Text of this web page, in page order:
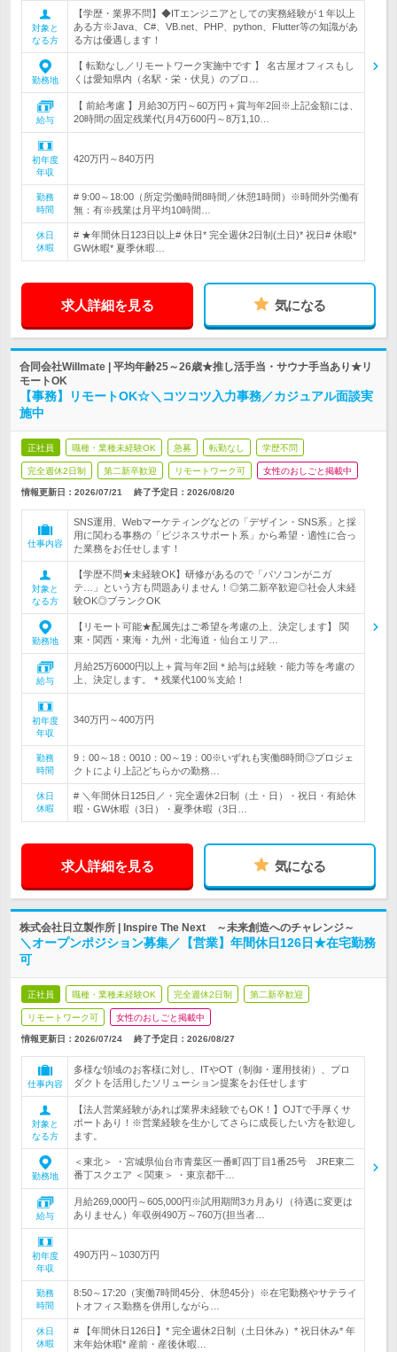
対象と
なる方
【学歴・業界不問】◆ITエンジニアとしての実務経験が１年以上
ある方※Java、C#、VB.net、PHP、python、Flutter等の知識があ
る方は優遇します！
勤務地
【 転勤なし／リモートワーク実施中です 】 名古屋オフィスもし
くは愛知県内（名駅・栄・伏見）のプロ…
給与
【 前給考慮 】月給30万円～60万円＋賞与年2回※上記金額には、
20時間の固定残業代(月4万600円～8万1,10…
初年度
年収
420万円～840万円
勤務
時間
# 9:00～18:00（所定労働時間8時間／休憩1時間）※時間外労働有
無：有※残業は月平均10時間…
休日
休暇
# ★年間休日123日以上# 休日* 完全週休2日制(土日)* 祝日# 休暇*
GW休暇* 夏季休暇…
求人詳細を見る 気になる
合同会社Willmate | 平均年齢25～26歳★推し活手当・サウナ手当あり★リ
モートOK
【事務】リモートOK☆＼コツコツ入力事務／カジュアル面談実
施中
正社員 職種・業種未経験OK 急募 転勤なし 学歴不問
完全週休2日制 第二新卒歓迎 リモートワーク可 女性のおしごと掲載中
情報更新日：2026/07/21 終了予定日： 2026/08/20
仕事内容
SNS運用、Webマーケティングなどの「デザイン・SNS系」と採
用に関わる事務の「ビジネスサポート系」から希望・適性に合っ
た業務をお任せします！
対象と
なる方
【学歴不問★未経験OK】研修があるので「パソコンがニガ
テ…」という方も問題ありません！◎第二新卒歓迎◎社会人未経
験OK◎ブランクOK
勤務地
【リモート可能★配属先はご希望を考慮の上、決定します】 関
東・関西・東海・九州・北海道・仙台エリア…
給与
月給25万6000円以上＋賞与年2回＊給与は経験・能力等を考慮の
上、決定します。＊残業代100％支給！
初年度
年収
340万円～400万円
勤務
時間
9：00～18：0010：00～19：00※いずれも実働8時間◎プロジェ
クトにより上記どちらかの勤務…
休日
休暇
# ＼年間休日125日／・完全週休2日制（土・日）・祝日・有給休
暇・GW休暇（3日）・夏季休暇（3日…
求人詳細を見る 気になる
株式会社日立製作所 | Inspire The Next ～未来創造へのチャレンジ～
＼オープンポジション募集／【営業】年間休日126日★在宅勤務
可
正社員 職種・業種未経験OK 完全週休2日制 第二新卒歓迎
リモートワーク可 女性のおしごと掲載中
情報更新日：2026/07/24 終了予定日： 2026/08/27
仕事内容
多様な領域のお客様に対し、ITやOT（制御・運用技術）、プロ
ダクトを活用したソリューション提案をお任せします
対象と
なる方
【法人営業経験があれば業界未経験でもOK！】OJTで手厚くサ
ポートあり！※営業経験を生かしてさらに成長したい方を歓迎し
ます。
勤務地
＜東北＞ ・宮城県仙台市青葉区一番町四丁目1番25号 JRE東二
番丁スクエア ＜関東＞ ・東京都千…
給与
月給269,000円～605,000円※試用期間3カ月あり（待遇に変更は
ありません）年収例490万～760万(担当者…
初年度
年収
490万円～1030万円
勤務
時間
8:50～17:20（実働7時間45分、休憩45分）※在宅勤務やサテライ
トオフィス勤務を併用しながら…
休日
休暇
# 【年間休日126日】* 完全週休2日制（土日休み）* 祝日休み* 年
末年始休暇* 産前・産後休暇…